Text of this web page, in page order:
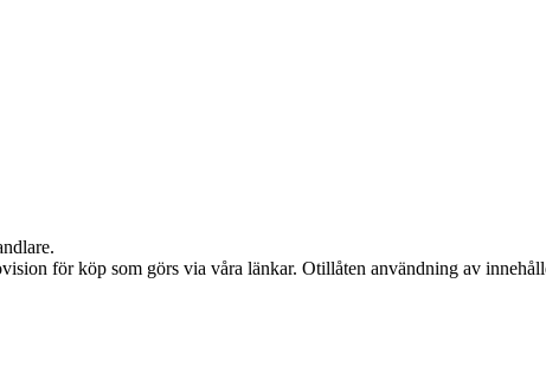
för köp som görs via våra länkar. Otillåten användning av